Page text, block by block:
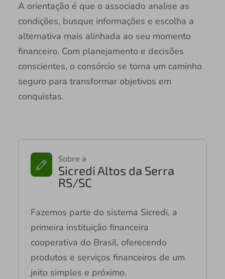
A orientação é que o associado analise as
condições, busque informações e escolha a
alternativa mais alinhada ao seu momento
financeiro. Com planejamento e decisões
conscientes, o consórcio se torna um caminho
seguro para transformar objetivos em
conquistas.
Sobre a
Sicredi Altos da Serra
RS/SC
Fazemos parte do sistema Sicredi, a
primeira instituição financeira
cooperativa do Brasil, oferecendo
produtos e serviços financeiros de um
jeito simples e próximo.